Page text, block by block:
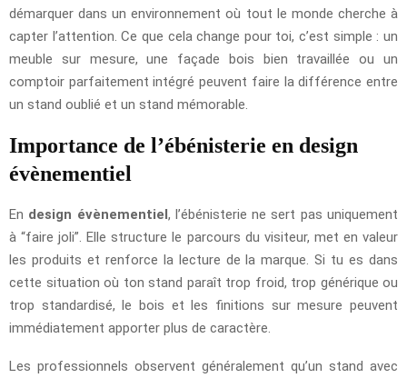
démarquer dans un environnement où tout le monde cherche à
capter l’attention. Ce que cela change pour toi, c’est simple : un
meuble sur mesure, une façade bois bien travaillée ou un
comptoir parfaitement intégré peuvent faire la différence entre
un stand oublié et un stand mémorable.
Importance de l’ébénisterie en design
évènementiel
En design évènementiel, l’ébénisterie ne sert pas uniquement
à “faire joli”. Elle structure le parcours du visiteur, met en valeur
les produits et renforce la lecture de la marque. Si tu es dans
cette situation où ton stand paraît trop froid, trop générique ou
trop standardisé, le bois et les finitions sur mesure peuvent
immédiatement apporter plus de caractère.
Les professionnels observent généralement qu’un stand avec